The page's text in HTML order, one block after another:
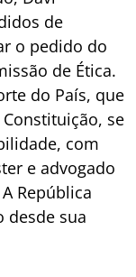
de
o pedido do
de Ética.
do País, que
se
com
e advogado
República
desde sua